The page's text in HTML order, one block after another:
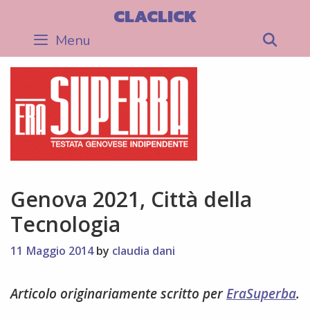
content
CLACLICK
Menu
Genova 2021, Città della
Tecnologia
11 Maggio 2014 by claudia dani
Articolo originariamente scritto perEraSuperba.